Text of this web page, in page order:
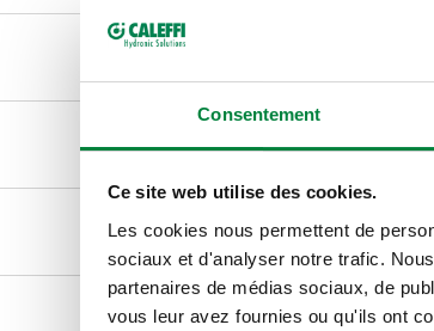
Consentement
Ce site web utilise des cookies.
Les cookies nous permettent de
sociaux et d'analyser notre trafic.
partenaires de médias sociaux, de
vous leur avez fournies ou qu'ils ont
127181***, 127191***
127181***, 127191***
127181***, 127191***